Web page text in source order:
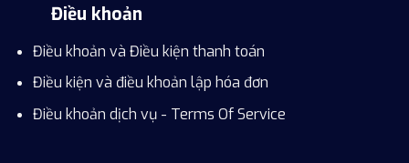
Điều khoản
Điều khoản và Điều kiện thanh toán
Điều kiện và điều khoản lập hóa đơn
Điều khoản dịch vụ - Terms Of Service